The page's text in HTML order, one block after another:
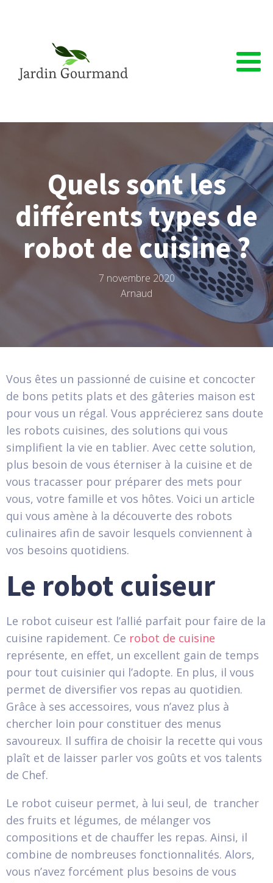
Quels sont les
différents types de
robot de cuisine ?
7 novembre 2020
Arnaud
Vous êtes un passionné de cuisine et concocter
de bons petits plats et des gâteries maison est
pour vous un régal. Vous apprécierez sans doute
les robots cuisines, des solutions qui vous
simplifient la vie en tablier. Avec cette solution,
plus besoin de vous éterniser à la cuisine et de
vous tracasser pour préparer des mets pour
vous, votre famille et vos hôtes. Voici un article
qui vous amène à la découverte des robots
culinaires afin de savoir lesquels conviennent à
vos besoins quotidiens.
Le robot cuiseur
Le robot cuiseur est l’allié parfait pour faire de la
cuisine rapidement. Ce robot de cuisine
représente, en effet, un excellent gain de temps
pour tout cuisinier qui l’adopte. En plus, il vous
permet de diversifier vos repas au quotidien.
Grâce à ses accessoires, vous n’avez plus à
chercher loin pour constituer des menus
savoureux. Il suffira de choisir la recette qui vous
plaît et de laisser parler vos goûts et vos talents
de Chef.
Le robot cuiseur permet, à lui seul, de trancher
des fruits et légumes, de mélanger vos
compositions et de chauffer les repas. Ainsi, il
combine de nombreuses fonctionnalités. Alors,
vous n’avez forcément plus besoins de vous